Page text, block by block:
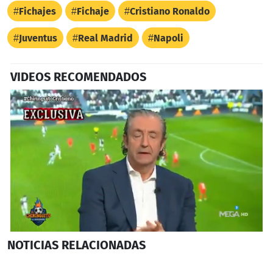
Fichajes Fichaje Cristiano Ronaldo
Juventus Real Madrid Napoli
VIDEOS RECOMENDADOS
seconds
NOTICIAS RELACIONADAS